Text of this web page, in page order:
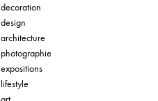
decoration
design
architecture
photographie
expositions
lifestyle